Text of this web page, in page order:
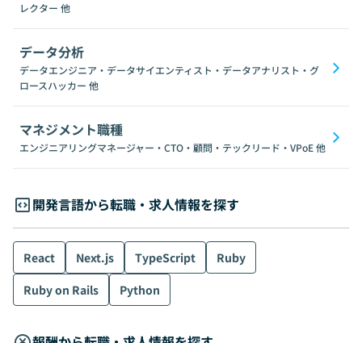
レクター 他
データ分析
データエンジニア・データサイエンティスト・データアナリスト・グ
ロースハッカー 他
マネジメント職種
エンジニアリングマネージャー・CTO・顧問・テックリード・VPoE他
開発言語から転職・求人情報を探す
React Next.js TypeScript
Ruby
Ruby on Rails
Python